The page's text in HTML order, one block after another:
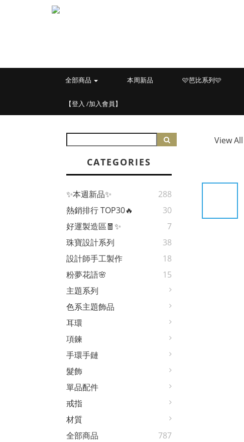
全部商品 本周新品 🩷芭比系列🩷
【登入 /加入會員】
CATEGORIES
✨本週新品✨
288
熱銷排行 TOP30🔥
30
好運製造區🧧✨
7
珠寶設計系列
38
設計師手工製作
18
粉夢花語🌸
15
主題系列
色系主題飾品
耳環
項鍊
手環手鏈
髮飾
單品配件
戒指
材質
全部商品
787
View All